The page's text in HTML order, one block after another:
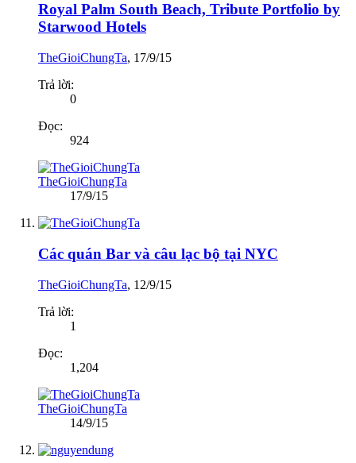
Royal Palm South Beach, Tribute Portfolio by
Starwood Hotels
TheGioiChungTa, 17/9/15
Trả lời:
0
Đọc:
924
TheGioiChungTa
17/9/15
Các quán Bar và câu lạc bộ tại NYC
TheGioiChungTa, 12/9/15
Trả lời:
1
Đọc:
1,204
TheGioiChungTa
14/9/15